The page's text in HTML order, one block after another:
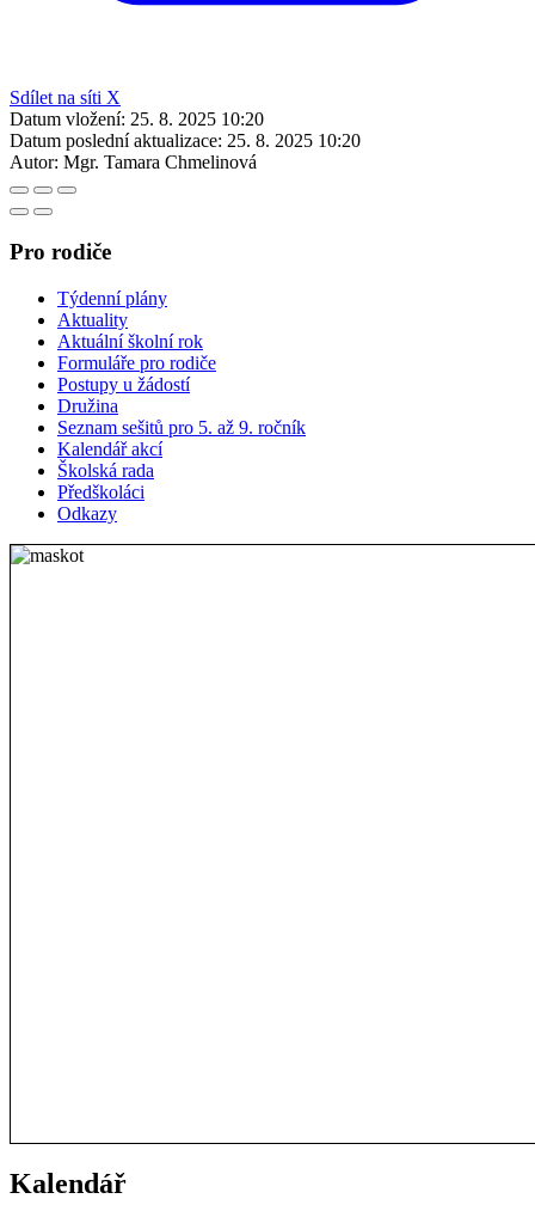
Sdílet na síti X
Datum vložení: 25. 8. 2025 10:20
Datum poslední aktualizace: 25. 8. 2025 10:20
Autor: Mgr. Tamara Chmelinová
Pro rodiče
Týdenní plány
Aktuality
Aktuální školní rok
Formuláře pro rodiče
Postupy u žádostí
Družina
Seznam sešitů pro 5. až 9. ročník
Kalendář akcí
Školská rada
Předškoláci
Odkazy
Kalendář